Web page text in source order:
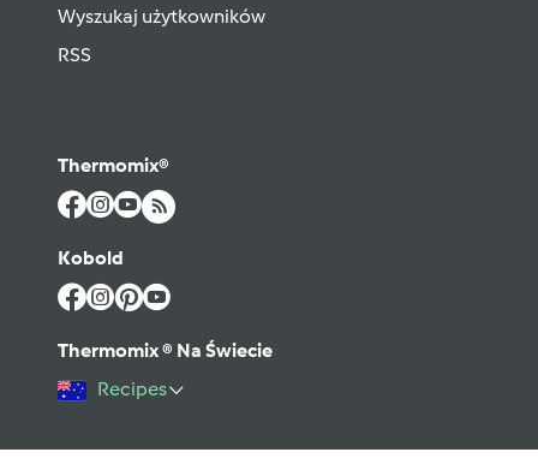
Wyszukaj użytkowników
RSS
Thermomix®
Kobold
Thermomix ® Na Świecie
Recipes